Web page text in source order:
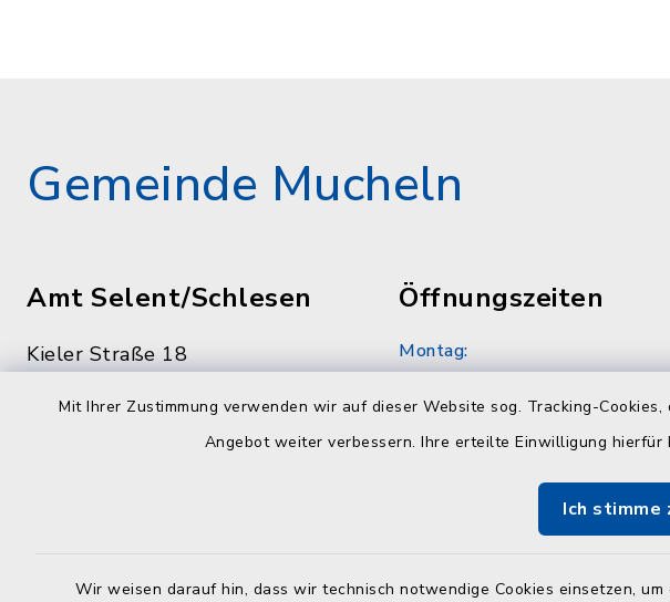
Mit Ihrer Zustimmung verwenden wir auf dieser Website sog. Tracking-
Angebot weiter verbessern. Ihre erteilte Einwilligung hierfür
Ich stimme
Wir weisen darauf hin, dass wir technisch notwendige Cookies einsetzen,
Gemeinde Mucheln
Amt Selent/Schlesen
Kieler Straße 18
Öffnungszeiten
Montag:
Dienstag: